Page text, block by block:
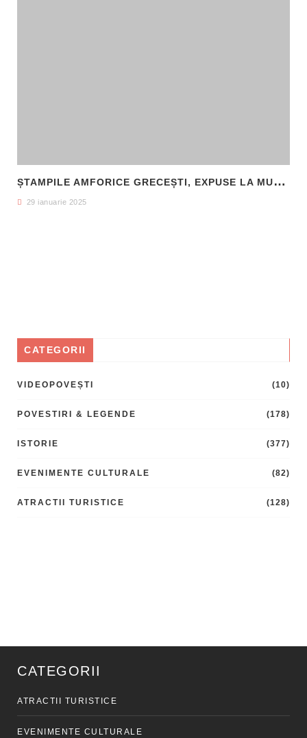
Ș
TAMPILE AMFORICE GRECEȘTI, EXPUSE LA MUZEUL DE ARHEOLOGIE CALLATIS MANGALIA
29 ianuarie 2025
CATEGORII
VIDEOPOVEȘTI (10)
POVESTIRI & LEGENDE (178)
ISTORIE (377)
EVENIMENTE CULTURALE (82)
ATRACTII TURISTICE (128)
CATEGORII
ATRACTII TURISTICE
EVENIMENTE CULTURALE